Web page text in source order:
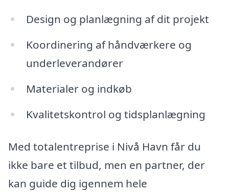
Design og planlægning af dit projekt
Koordinering af håndværkere og
underleverandører
Materialer og indkøb
Kvalitetskontrol og tidsplanlægning
Med totalentreprise i Nivå Havn får du
ikke bare et tilbud, men en partner, der
kan guide dig igennem hele